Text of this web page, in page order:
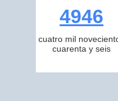
4946
cuatro mil
cuarenta y seis